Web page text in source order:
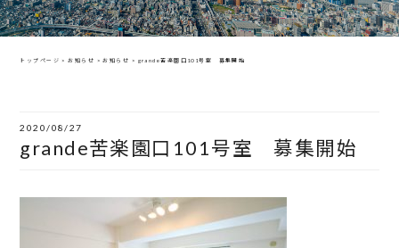
トップページ >お知らせ >お知らせ > grande苦楽園口101号室 募集開始
2020/08/27
grande苦楽園口101号室 募集開始